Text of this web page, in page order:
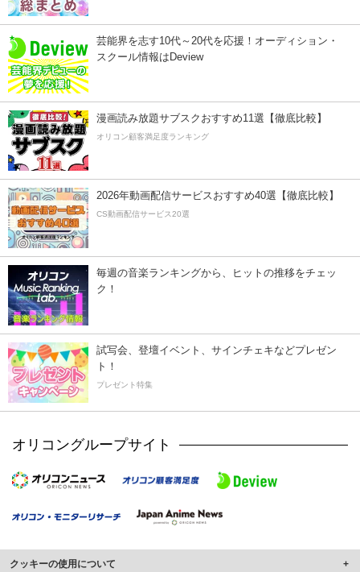
芸能界を志す10代～20代を応援！オーディション・
スクール情報はDeview
漫画読み放題サブスクおすすめ11選【徹底比較】
オリコン顧客満足度ランキング
2026年動画配信サービスおすすめ40選【徹底比較】
CS動画配信サービス20選
毎週の音楽ランキングから、ヒットの推移をチェッ
ク！
試写会、登壇イベント、サインチェキなどプレゼン
ト！
プレゼント特集
オリコングループサイト
クッキーの使用について